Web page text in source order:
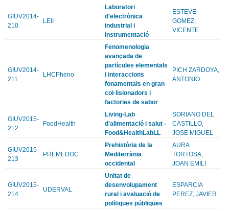
GIUV2014-
210
LEII
Laboratori
d'electrònica
industrial i
instrumentació
ESTEVE
GOMEZ,
VICENTE
GIUV2014-
211
LHCPheno
Fenomenologia
avançada de
partícules elementals
i interaccions
fonamentals en gran
col·lisionadors i
factories de sabor
PICH ZARDOYA,
ANTONIO
GIUV2015-
212
FoodHealth
Living-Lab
d'alimentació i salut -
Food&HealthLabLL
SORIANO DEL
CASTILLO,
JOSE MIGUEL
GIUV2015-
213
PREMEDOC
Prehistòria de la
Mediterrània
occidental
AURA
TORTOSA,
JOAN EMILI
GIUV2015-
214
UDERVAL
Unitat de
desenvolupament
rural i avaluació de
polítiques públiques
ESPARCIA
PEREZ, JAVIER